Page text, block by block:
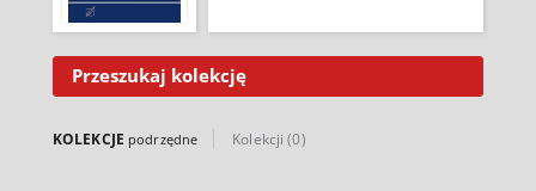
Przeszukaj kolekcję
KOLEKCJE podrzędne Kolekcji (0)